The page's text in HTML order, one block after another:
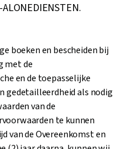
boeken en bescheiden bij
met de
en de toepasselijke
gedetailleerdheid als nodig
van de
te kunnen
van de Overeenkomst en